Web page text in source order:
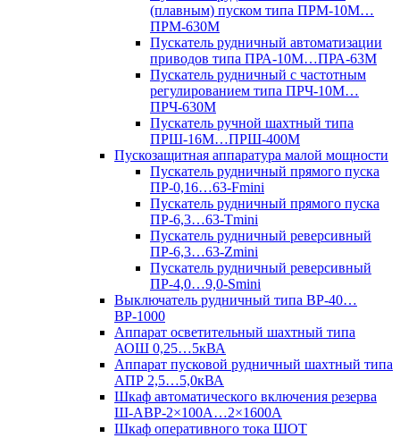
(плавным) пуском типа ПРМ-10М…
ПРМ-630М
Пускатель рудничный автоматизации
приводов типа ПРА-10М…ПРА-63М
Пускатель рудничный с частотным
регулированием типа ПРЧ-10М…
ПРЧ-630М
Пускатель ручной шахтный типа
ПРШ-16М…ПРШ-400М
Пускозащитная аппаратура малой мощности
Пускатель рудничный прямого пуска
ПР-0,16…63-Fmini
Пускатель рудничный прямого пуска
ПР-6,3…63-Tmini
Пускатель рудничный реверсивный
ПР-6,3…63-Zmini
Пускатель рудничный реверсивный
ПР-4,0…9,0-Smini
Выключатель рудничный типа ВР-40…
ВР-1000
Аппарат осветительный шахтный типа
АОШ 0,25…5кВА
Аппарат пусковой рудничный шахтный типа
АПР 2,5…5,0кВА
Шкаф автоматического включения резерва
Ш-АВР-2×100А…2×1600А
Шкаф оперативного тока ШОТ